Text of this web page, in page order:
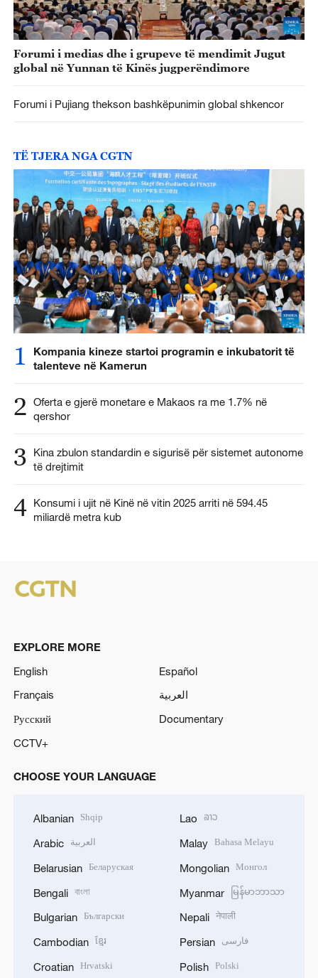
Forumi i medias dhe i grupeve të mendimit Jugut
global në Yunnan të Kinës jugperëndimore
Forumi i Pujiang thekson bashkëpunimin global shkencor
TË TJERA NGA CGTN
1
Kompania kineze startoi programin e inkubatorit të
talenteve në Kamerun
2 Oferta e gjerë monetare e Makaos ra me 1.7% në
qershor
3
Kina zbulon standardin e sigurisë për sistemet autonome
të drejtimit
4 Konsumi i ujit në Kinë në vitin 2025 arriti në 594.45
miliardë metra kub
EXPLORE MORE
English
Español
Français
العربية
Русский
Documentary
CCTV+
CHOOSE YOUR LANGUAGE
Albanian Shqip
Arabic العربية
Belarusian Беларуская
Bengali বাংলা
Bulgarian Български
Cambodian ខ្មែរ
Croatian Hrvatski
Lao ລາວ
Malay Bahasa Melayu
Mongolian Монгол
Myanmar မြန်မာဘာသာ
Nepali नेपाली
Persian فارسی
Polish Polski